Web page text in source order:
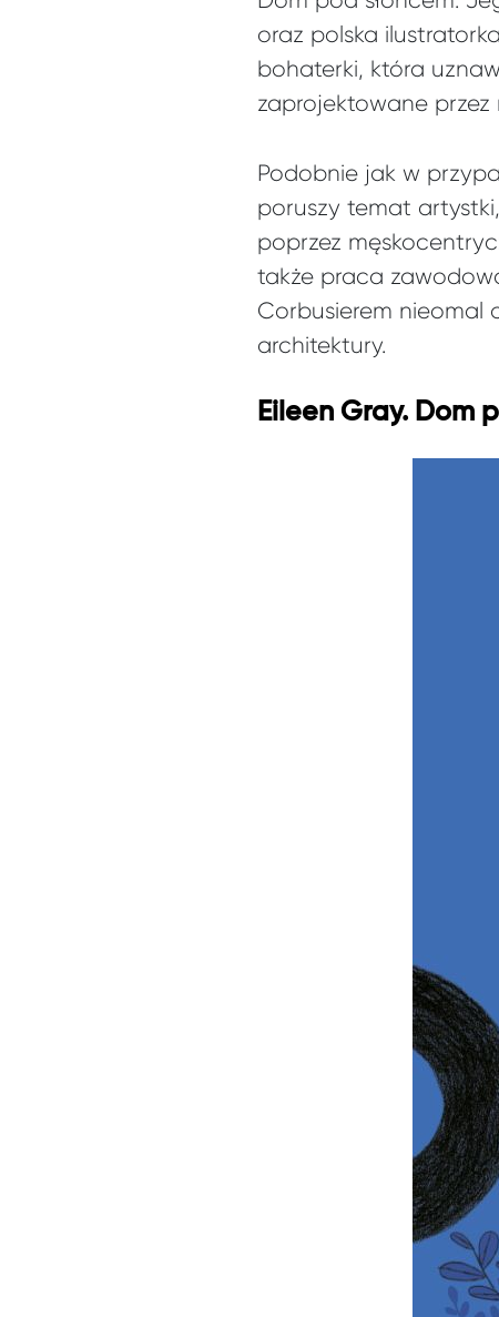
oraz polska
bohaterki, która
zaprojektowane
Podobnie jak w
poruszy temat
poprzez
także praca
Corbusierem nieomal
architektury.
Eileen Gray. Dom